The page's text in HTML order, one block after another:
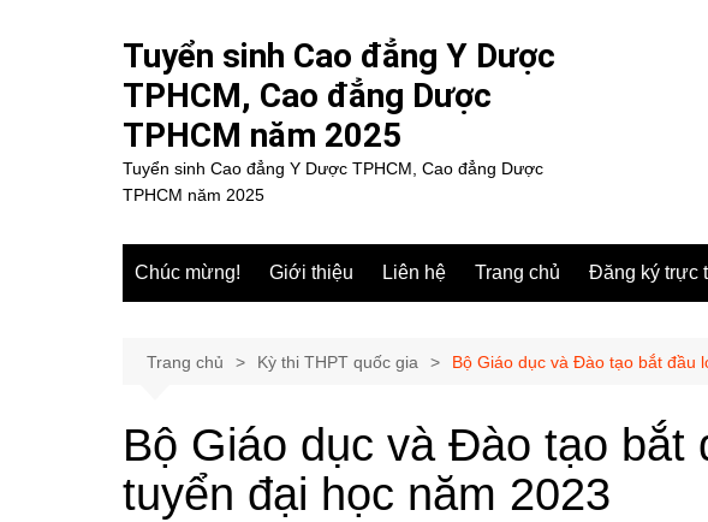
Tuyển sinh Cao đẳng Y Dược
TPHCM, Cao đẳng Dược
TPHCM năm 2025
Tuyển sinh Cao đẳng Y Dược TPHCM, Cao đẳng Dược
TPHCM năm 2025
Chúc mừng! Giới thiệu Liên hệ Trang chủ Đăng ký trực
Trang chủ Kỳ thi THPT quốc gia Bộ Giáo dục và Đào tạo bắt đầu
Bộ Giáo dục và Đào tạo bắt
tuyển đại học năm 2023